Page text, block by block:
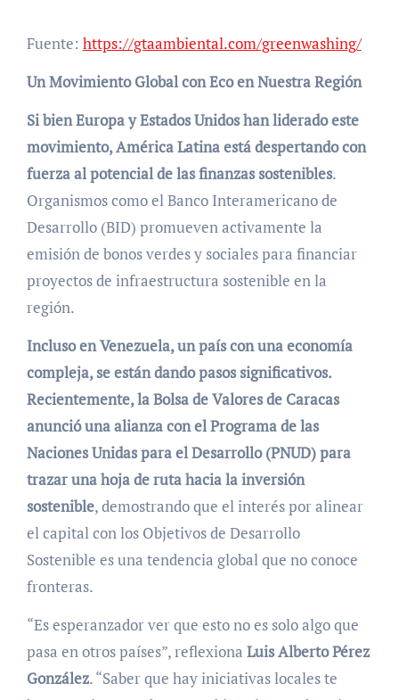
Fuente: https://gtaambiental.com/greenwashing/
Un Movimiento Global con Eco en Nuestra Región
Si bien Europa y Estados Unidos han liderado este
movimiento, América Latina está despertando con
fuerza al potencial de las finanzas sostenibles.
Organismos como el Banco Interamericano de
Desarrollo (BID) promueven activamente la
emisión de bonos verdes y sociales para financiar
proyectos de infraestructura sostenible en la
región.
Incluso en Venezuela, un país con una economía
compleja, se están dando pasos significativos.
Recientemente, la Bolsa de Valores de Caracas
anunció una alianza con el Programa de las
Naciones Unidas para el Desarrollo (PNUD) para
trazar una hoja de ruta hacia la inversión
sostenible, demostrando que el interés por alinear
el capital con los Objetivos de Desarrollo
Sostenible es una tendencia global que no conoce
fronteras.
“Es esperanzador ver que esto no es solo algo que
pasa en otros países”, reflexiona Luis Alberto Pérez
González. “Saber que hay iniciativas locales te